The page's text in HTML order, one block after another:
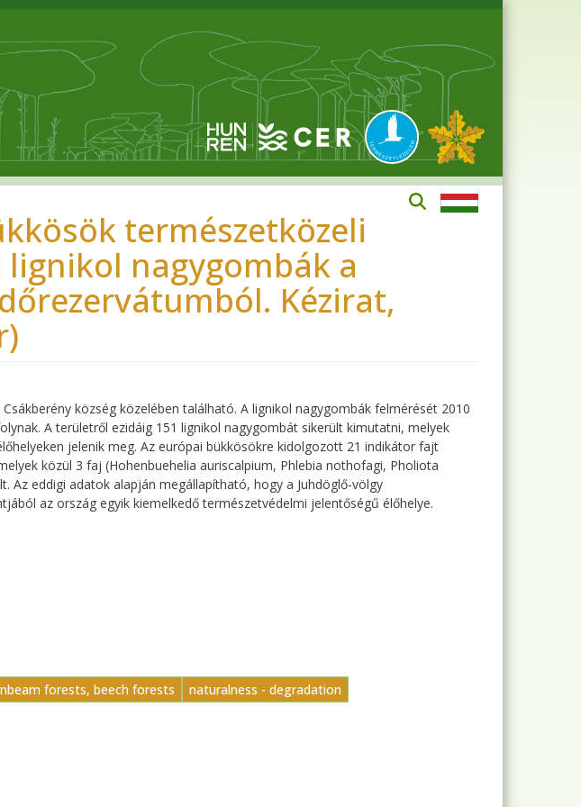
természetközeli
nagygombák a
Kézirat,
község közelében található. A lignikol nagygombák felmérését 2010
A területről ezidáig 151 lignikol nagygombát sikerült kimutatni, melyek
jelenik meg. Az európai bükkösökre kidolgozott 21 indikátor fajt
közül 3 faj (Hohenbuehelia auriscalpium, Phlebia nothofagi, Pholiota
Az eddigi adatok alapján megállapítható, hogy a Juhdöglő-völgy
az ország egyik kiemelkedő természetvédelmi jelentőségű élőhelye.
forests, beech forests
naturalness - degradation